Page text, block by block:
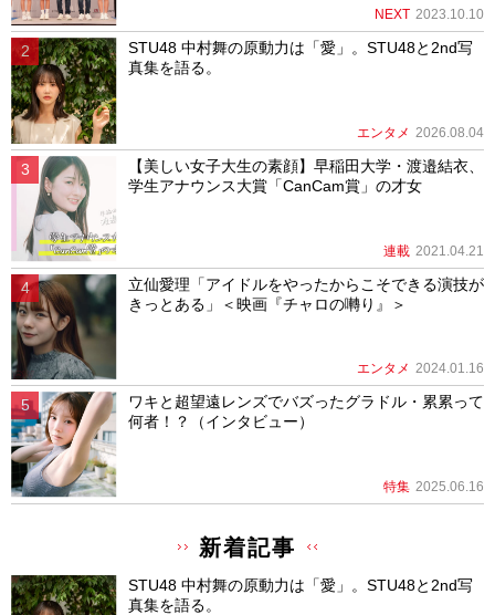
NEXT 2023.10.10
STU48 中村舞の原動力は「愛」。STU48と2nd写
真集を語る。
エンタメ 2026.08.04
【美しい女子大生の素顔】早稲田大学・渡邉結衣、
学生アナウンス大賞「CanCam賞」の才女
連載 2021.04.21
立仙愛理「アイドルをやったからこそできる演技が
きっとある」＜映画『チャロの囀り』＞
エンタメ 2024.01.16
ワキと超望遠レンズでバズったグラドル・累累って
何者！？（インタビュー）
特集 2025.06.16
新着記事
STU48 中村舞の原動力は「愛」。STU48と2nd写
真集を語る。